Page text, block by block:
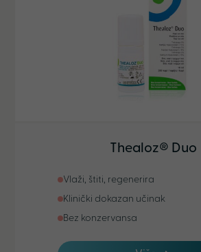
Thealoz® Duo
Vlaži, štiti, regenerira
Klinički dokazan učinak
Bez konzervansa